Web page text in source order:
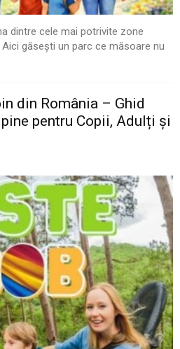
dintre cele mai potrivite zone
găsești un parc ce măsoare nu
din România – Ghid
pentru Copii, Adulți și